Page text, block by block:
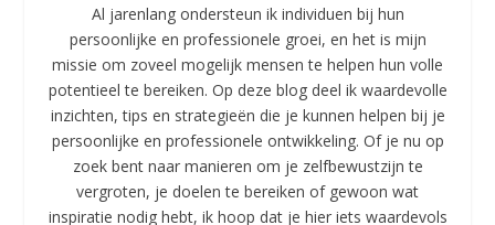
Al jarenlang ondersteun ik individuen bij hun
persoonlijke en professionele groei, en het is mijn
missie om zoveel mogelijk mensen te helpen hun volle
potentieel te bereiken. Op deze blog deel ik waardevolle
inzichten, tips en strategieën die je kunnen helpen bij je
persoonlijke en professionele ontwikkeling. Of je nu op
zoek bent naar manieren om je zelfbewustzijn te
vergroten, je doelen te bereiken of gewoon wat
inspiratie nodig hebt, ik hoop dat je hier iets waardevols